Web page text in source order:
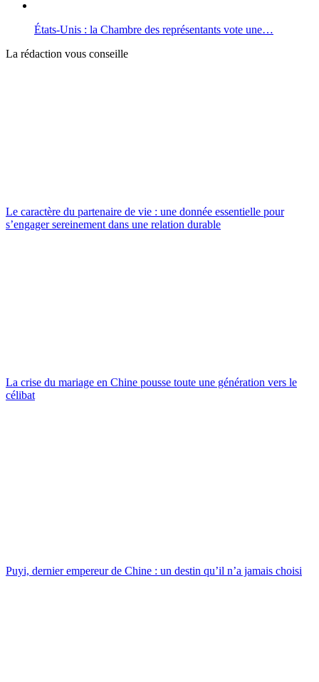
États-Unis : la Chambre des représentants vote une…
La rédaction vous conseille
Le caractère du partenaire de vie : une donnée essentielle pour
s’engager sereinement dans une relation durable
La crise du mariage en Chine pousse toute une génération vers le
célibat
Puyi, dernier empereur de Chine : un destin qu’il n’a jamais choisi